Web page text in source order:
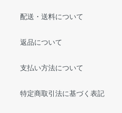
配送・送料について
返品について
支払い方法について
特定商取引法に基づく表記